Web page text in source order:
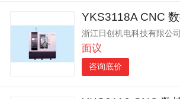
浙江日创机电科技有限公司
面议
咨询底价